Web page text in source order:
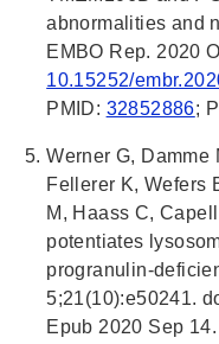
abnormalities and
EMBO Rep. 2020
10.15252/
PMID: 32852886;
Werner G, Damme
Fellerer K, Wefers
M, Haass C,
potentiates
progranulin-
5;21(10):e50241.
Epub 2020 Sep